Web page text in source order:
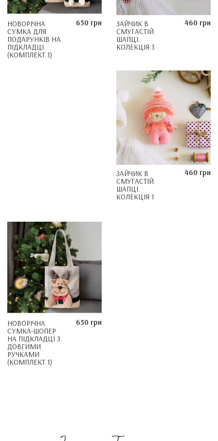
НОВОРІЧНА
СУМКА ДЛЯ
ПОДАРУНКІВ НА
ПІДКЛАДЦІ
(КОМПЛЕКТ 1)
650 грн
ЗАЙЧИК В
СМУГАСТІЙ
ШАПЦІ.
КОЛЕКЦІЯ 3
460 грн
ЗАЙЧИК В
СМУГАСТІЙ
ШАПЦІ.
КОЛЕКЦІЯ 1
460 грн
НОВОРІЧНА
СУМКА-ШОПЕР
НА ПІДКЛАДЦІ З
ДОВГИМИ
РУЧКАМИ
(КОМПЛЕКТ 1)
650 грн